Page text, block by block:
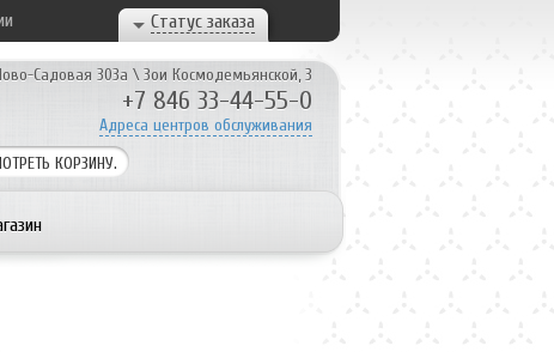
Статус заказа
КОРЗИНУ.
Садовая 303а \Зои Космодемьянской, 3
+7 846 33-44-55-0
Адреса центров обслуживания